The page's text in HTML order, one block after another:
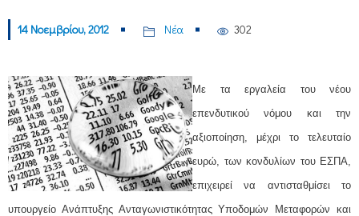
14 Νοεμβρίου, 2012 Νέα 302
Με τα εργαλεία του νέου
επενδυτικού νόμου και την
αξιοποίηση, μέχρι το τελευταίο
ευρώ, των κονδυλίων του ΕΣΠΑ,
επιχειρεί να αντισταθμίσει το
υπουργείο Ανάπτυξης Ανταγωνιστικότητας Υποδομών Μεταφορών και